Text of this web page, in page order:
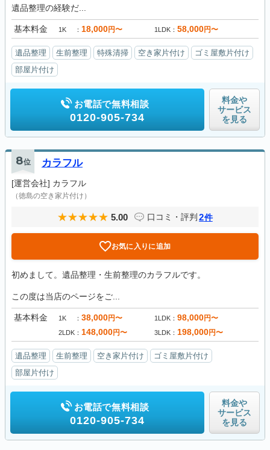
遺品整理の経験だ...
基本料金 1K 18,000円〜 1LDK 58,000円〜
遺品整理 生前整理 特殊清掃 空き家片付け
ゴミ屋敷片付け
部屋片付け
お電話で無料相談
0120-905-734
料金や
サービス
を見る
8位 カラフル
[運営会社] カラフル
（徳島の空き家片付け）
5.00 口コミ・評判 2件
お気に入りに追加
初めまして。遺品整理・生前整理のカラフルです。
この度は当店のページをご...
基本料金 1K 38,000円〜 1LDK 98,000円〜
2LDK 148,000円〜 3LDK 198,000円〜
遺品整理 生前整理 空き家片付け
ゴミ屋敷片付け
部屋片付け
お電話で無料相談
0120-905-734
料金や
サービス
を見る